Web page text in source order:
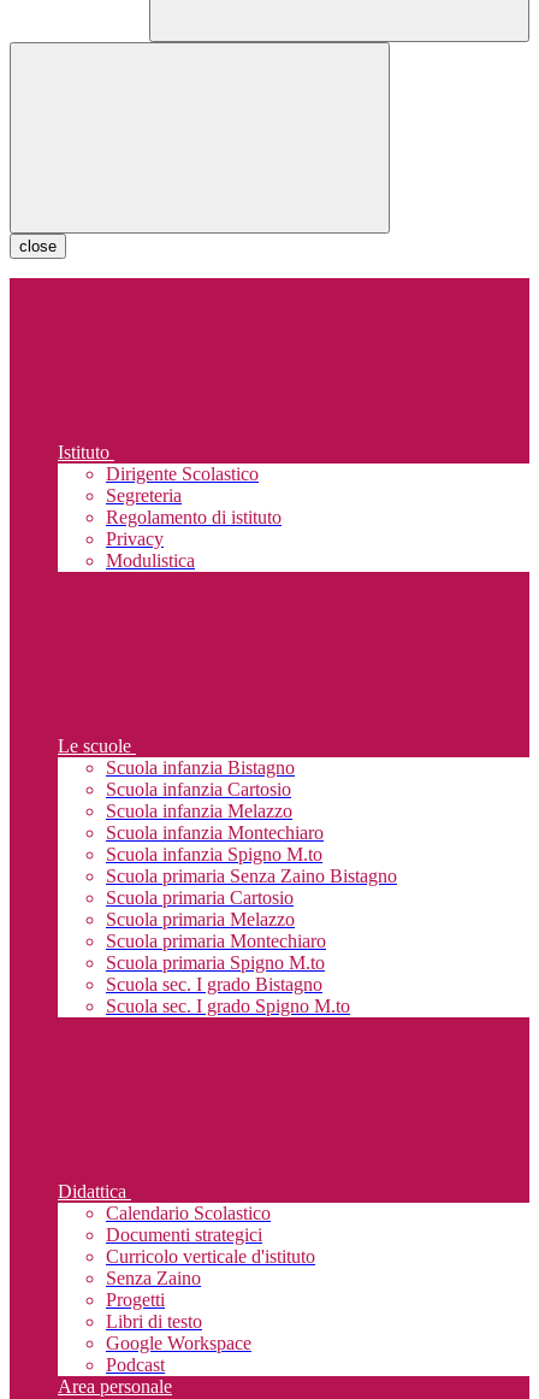
close
Istituto
Dirigente Scolastico
Segreteria
Regolamento di istituto
Privacy
Modulistica
Le scuole
Scuola infanzia Bistagno
Scuola infanzia Cartosio
Scuola infanzia Melazzo
Scuola infanzia Montechiaro
Scuola infanzia Spigno M.to
Scuola primaria Senza Zaino Bistagno
Scuola primaria Cartosio
Scuola primaria Melazzo
Scuola primaria Montechiaro
Scuola primaria Spigno M.to
Scuola sec. I grado Bistagno
Scuola sec. I grado Spigno M.to
Didattica
Calendario Scolastico
Documenti strategici
Curricolo verticale d'istituto
Senza Zaino
Progetti
Libri di testo
Google Workspace
Podcast
Area personale